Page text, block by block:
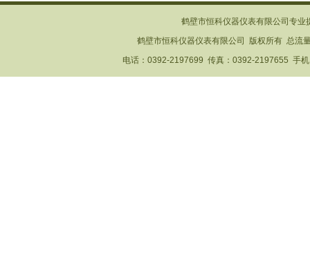
鹤壁市恒科仪器仪表有限公司专
鹤壁市恒科仪器仪表有限公司 版权所有 总流
电话：0392-2197699 传真：0392-2197655 手